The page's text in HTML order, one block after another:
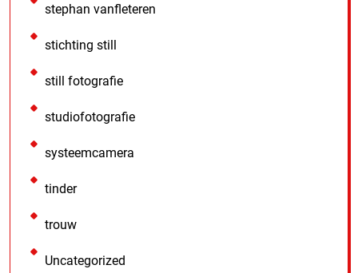
stephan vanfleteren
stichting still
still fotografie
studiofotografie
systeemcamera
tinder
trouw
Uncategorized